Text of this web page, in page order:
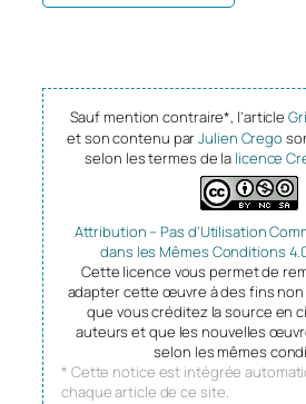
Sauf mention contraire*, l’article
et son contenu parJulien Crego
selon les termes de la licence
Attribution – Pas d’Utilisation
dans les Mêmes Conditions
Cette licence vous permet de
adapter cette œuvre à des fins
que vous créditez la source en
auteurs et que les nouvelles
selon les mêmes
* Cette notice est intégrée
chaque article de ce site.